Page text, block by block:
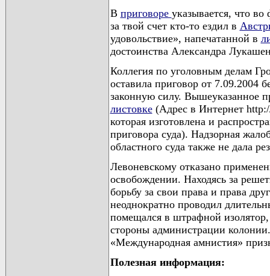
В приговоре указывается, что
за твой счет кто-то ездил в
удовольствие», напечатанной в
достоинства Александра
Коллегия по уголовным делам
оставила приговор от 7.09.2004
законную силу. Вышеуказанное
листовке(Адрес в Интернет
которая изготовлена и
приговора суда). Надзорная
областного суда также не дала
Левоневскому отказано
освобождении. Находясь за
борьбу за свои права и права
неоднократно проводил
помещался в штрафной
стороны администрации
«Международная амнистия»
Полезная информация: